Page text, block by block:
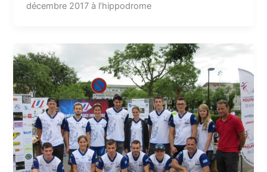
décembre 2017 à l’hippodrome